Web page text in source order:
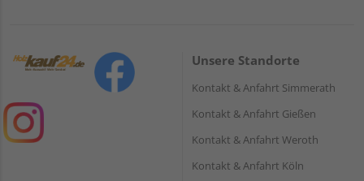
Unsere Standorte
Kontakt & Anfahrt Simmerath
Kontakt & Anfahrt Gießen
Kontakt & Anfahrt Weroth
Kontakt & Anfahrt Köln